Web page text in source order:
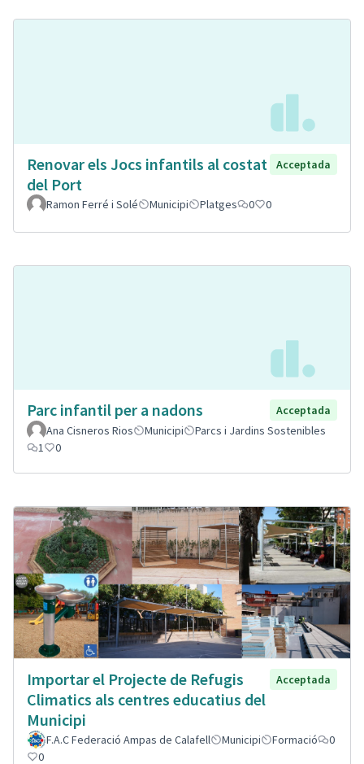
Renovar els Jocs infantils al costat
del Port
Acceptada
Ramon Ferré i Solé Municipi Platges 0 0
Parc infantil per a nadons
Acceptada
Ana Cisneros Rios
Municipi
Parcs i Jardins Sostenibles
1
0
Importar el Projecte de Refugis
Climatics als centres educatius del
Municipi
Acceptada
F.A.C Federació Ampas de Calafell Municipi Formació
0
0